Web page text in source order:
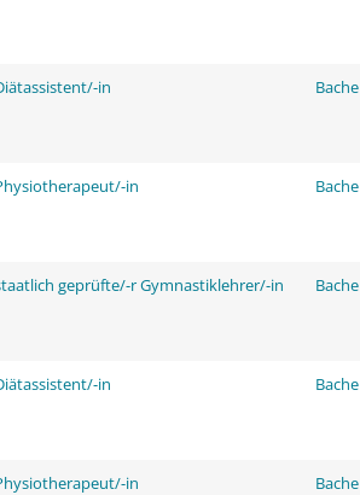
in
in
geprüfte/-r Gymnastiklehrer/-in
in
in